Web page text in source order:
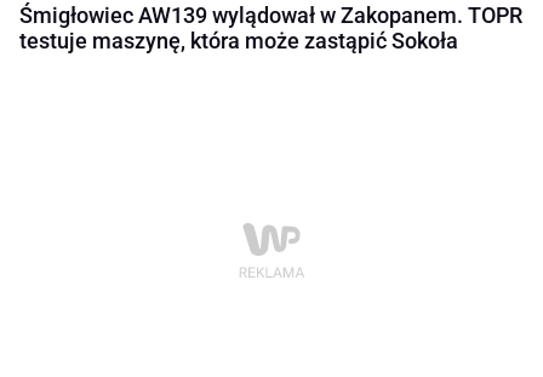
Śmigłowiec AW139 wylądował w Zakopanem. TOPR
testuje maszynę, która może zastąpić Sokoła